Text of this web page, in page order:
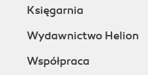
Księgarnia
Wydawnictwo Helion
Współpraca